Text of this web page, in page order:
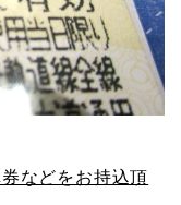
などをお持込頂